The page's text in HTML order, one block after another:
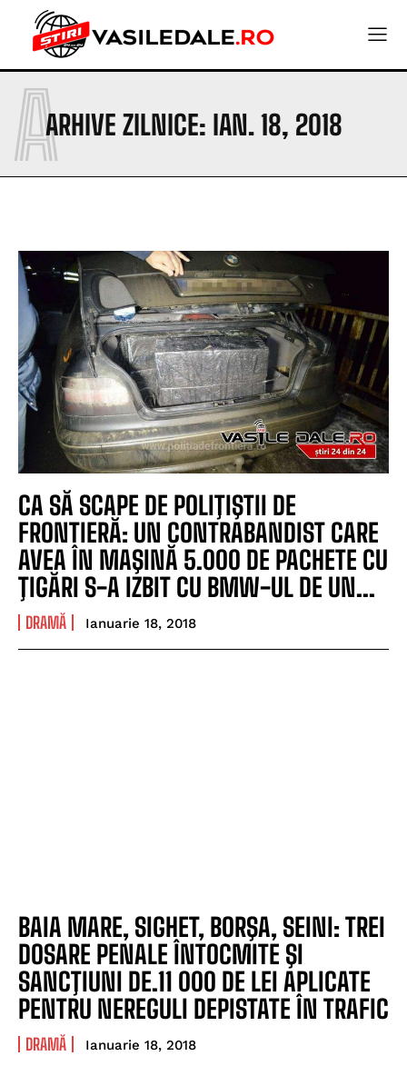
ARHIVE ZILNICE: IAN. 18, 2018
A
CA SĂ SCAPE DE POLIŢIŞTII DE
FRONTIERĂ: UN CONTRABANDIST CARE
AVEA ÎN MAŞINĂ 5.000 DE PACHETE CU
ŢIGĂRI S-A IZBIT CU BMW-UL DE UN...
DRAMĂ Ianuarie 18, 2018
BAIA MARE, SIGHET, BORŞA, SEINI: TREI
DOSARE PENALE ÎNTOCMITE ŞI
SANCŢIUNI DE.11 000 DE LEI APLICATE
PENTRU NEREGULI DEPISTATE ÎN TRAFIC
DRAMĂ Ianuarie 18, 2018